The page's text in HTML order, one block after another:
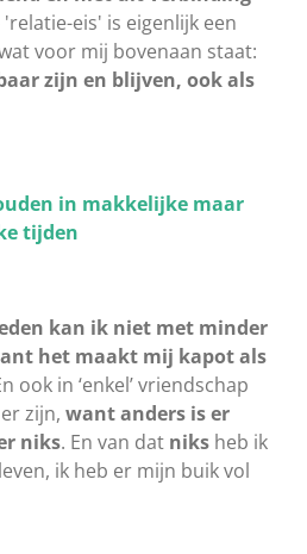
eis' is eigenlijk een
voor mij bovenaan staat:
zijn en blijven, ook als
in makkelijke maar
tijden
kan ik niet met minder
het maakt mij kapot als
ook in ‘enkel’ vriendschap
er zijn, want anders is er
niks. En van dat niks heb ik
ik heb er mijn buik vol